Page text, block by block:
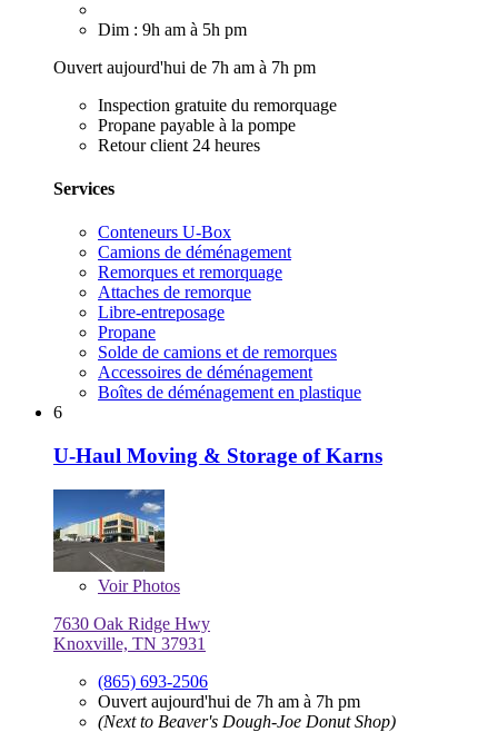
Dim : 9h am à 5h pm
Ouvert aujourd'hui de 7h am à 7h pm
Inspection gratuite du remorquage
Propane payable à la pompe
Retour client 24 heures
Services
Conteneurs U-Box
Camions de déménagement
Remorques et remorquage
Attaches de remorque
Libre-entreposage
Propane
Solde de camions et de remorques
Accessoires de déménagement
Boîtes de déménagement en plastique
6
U-Haul Moving & Storage of Karns
VoirPhotos
7630 Oak Ridge Hwy
Knoxville, TN 37931
(865) 693-2506
Ouvert aujourd'hui de 7h am à 7h pm
(Next to Beaver's Dough-Joe Donut Shop)